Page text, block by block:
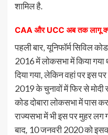
शामिल है.
CAA और UCC अब तक लागू
पहली बार, यूनिफॉर्म सिविल
2016 में लोकसभा में किया
दिया गया, लेकिन वहां पर इस
2019 के चुनावों में फिर से
कोड दोबारा लोकसभा में पास
राज्यसभा में भी इस पर मुहर लग
बाद, 10 जनवरी 2020 को